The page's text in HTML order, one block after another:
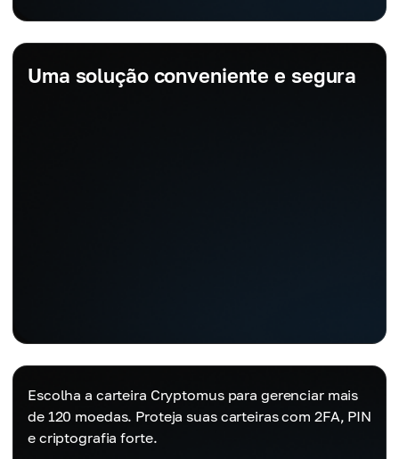
Uma solução conveniente e segura
Escolha a carteira Cryptomus para gerenciar mais
de 120 moedas. Proteja suas carteiras com 2FA, PIN
e criptografia forte.